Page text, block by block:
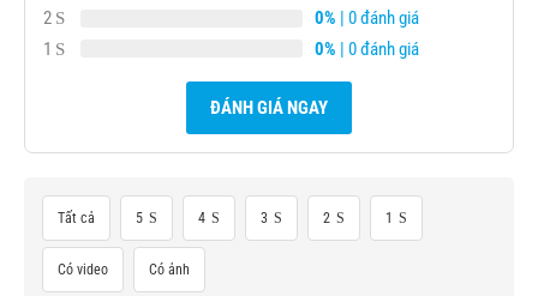
2
0% | 0 đánh giá
1
0% | 0 đánh giá
ĐÁNH GIÁ NGAY
Tất cả 5 4 3 2 1
Có video Có ảnh